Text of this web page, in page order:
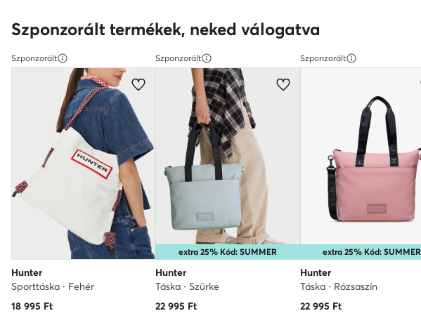
Szponzorált termékek, neked válogatva
Szponzorált
Hunter
Sporttáska · Fehér
18 995 Ft
Szponzorált
extra 25% Kód: SUMMER
Hunter
Táska · Szürke
22 995 Ft
Szponzorált
extra 25% Kód: SUMMER
Hunter
Táska · Rózsaszín
22 995 Ft